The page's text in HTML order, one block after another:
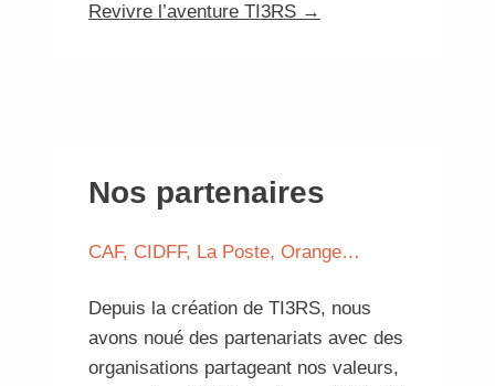
Revivre l’aventure TI3RS →
Nos partenaires
CAF, CIDFF, La Poste, Orange…
Depuis la création de TI3RS, nous
avons noué des partenariats avec des
organisations partageant nos valeurs,